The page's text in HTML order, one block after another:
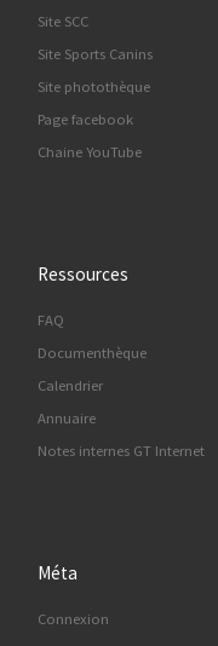
Site SCC
Site Sports Canins
Site photothèque
Page facebook
Chaine YouTube
Ressources
FAQ
Documenthèque
Calendrier
Annuaire
Notes internes GT Internet
Méta
Connexion